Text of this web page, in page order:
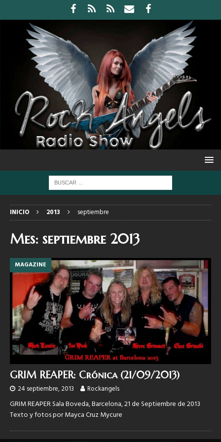
INICIO 2013 septiembre
Mes: septiembre 2013
MAGAZINE
GRIM REAPER: Crónica (21/09/2013)
24 septiembre, 2013 Rockangels
GRIM REAPER Sala Boveda, Barcelona, 21 de Septiembre de 2013
Texto y fotos por Mayca Cruz Mycure